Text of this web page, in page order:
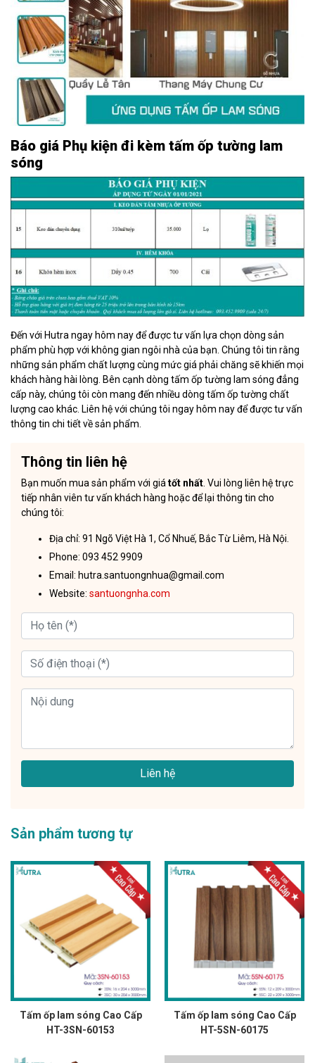
Báo giá Phụ kiện đi kèm tấm ốp tường lam
sóng
Đến với Hutra ngay hôm nay để được tư vấn lựa chọn dòng sản
phẩm phù hợp với không gian ngôi nhà của bạn. Chúng tôi tin rằng
những sản phẩm chất lượng cùng mức giá phải chăng sẽ khiến mọi
khách hàng hài lòng. Bên cạnh dòng tấm ốp tường lam sóng đẳng
cấp này, chúng tôi còn mang đến nhiều dòng tấm ốp tường chất
lượng cao khác. Liên hệ với chúng tôi ngay hôm nay để được tư vấn
thông tin chi tiết về sản phẩm.
Thông tin liên hệ
Bạn muốn mua sản phẩm với giá tốt nhất . Vui lòng liên hệ trực
tiếp nhân viên tư vấn khách hàng hoặc để lại thông tin cho
chúng tôi:
Địa chỉ: 91 Ngõ Việt Hà 1, Cổ Nhuế, Bắc Từ Liêm, Hà Nội.
Phone: 093 452 9909
Email: hutra.santuongnhua@gmail.com
Website: santuongnha.com
Liên hệ
Sản phẩm tương tự
Tấm ốp lam sóng Cao Cấp
HT-3SN-60153
Tấm ốp lam sóng Cao Cấp
HT-5SN-60175